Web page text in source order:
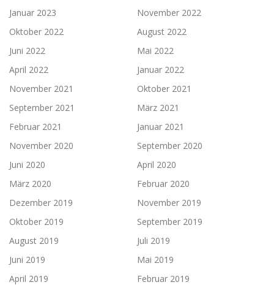
Januar 2023
November 2022
Oktober 2022
August 2022
Juni 2022
Mai 2022
April 2022
Januar 2022
November 2021
Oktober 2021
September 2021
März 2021
Februar 2021
Januar 2021
November 2020
September 2020
Juni 2020
April 2020
März 2020
Februar 2020
Dezember 2019
November 2019
Oktober 2019
September 2019
August 2019
Juli 2019
Juni 2019
Mai 2019
April 2019
Februar 2019